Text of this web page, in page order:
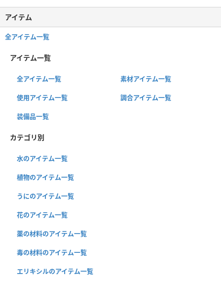
アイテム
全アイテム一覧
アイテム一覧
全アイテム一覧 素材アイテム一覧
使用アイテム一覧 調合アイテム一覧
装備品一覧
カテゴリ別
水のアイテム一覧
植物のアイテム一覧
うにのアイテム一覧
花のアイテム一覧
薬の材料のアイテム一覧
毒の材料のアイテム一覧
エリキシルのアイテム一覧